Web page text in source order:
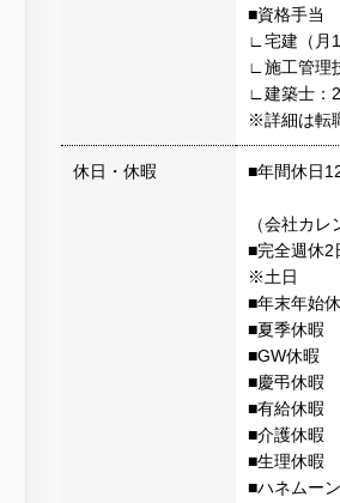
■資格手当
∟宅建（月1
∟施工管理
∟建築士：2
※詳細は転
休日・休暇 ■年間休日
（会社カレ
■完全週休2
※土日
■年末年始
■夏季休暇
■GW休暇
■慶弔休暇
■有給休暇
■介護休暇
■生理休暇
■ハネムー